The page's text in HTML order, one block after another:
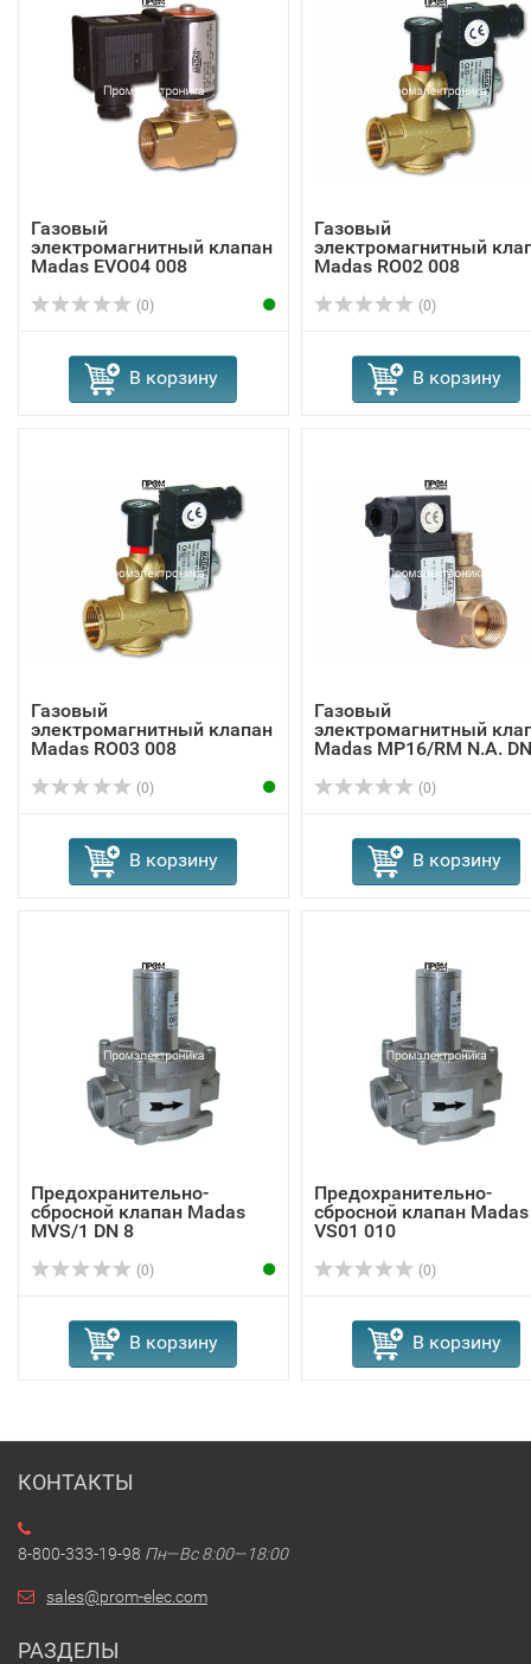
Газовый
электромагнитный клапан
Madas EVО04 008
(0)
В корзину
Газовый
электромагнитный
Madas RO02 008
(0)
В корзину
Газовый
электромагнитный клапан
Madas RO03 008
(0)
В корзину
Газовый
электромагнитный
Madas MP16/RM N.A.
(0)
В корзину
Предохранительно-
сбросной клапан Madas
MVS/1 DN 8
(0)
В корзину
Предохранительно-
сбросной клапан Madas
VS01 010
(0)
В корзину
КОНТАКТЫ
8-800-333-19-98 Пн—Вс 8:00—18:00
sales@prom-elec.com
РАЗДЕЛЫ